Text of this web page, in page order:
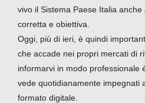
vivo il Sistema Paese Italia
corretta e obiettiva.
Oggi, più di ieri, è quindi
che accade nei propri mercati di
informarvi in modo professionale
vede quotidianamente impegnati
formato digitale.